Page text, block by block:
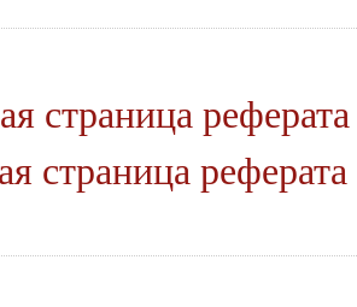
страница реферата
страница реферата